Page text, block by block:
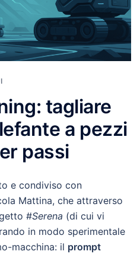
tagliare
a pezzi
passi
e condiviso con
Mattina, che attraverso
#Serena (di cui vi
in modo sperimentale
macchina: il prompt